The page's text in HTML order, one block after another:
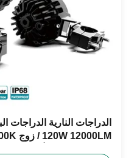
الدراجات النارية الدراجات